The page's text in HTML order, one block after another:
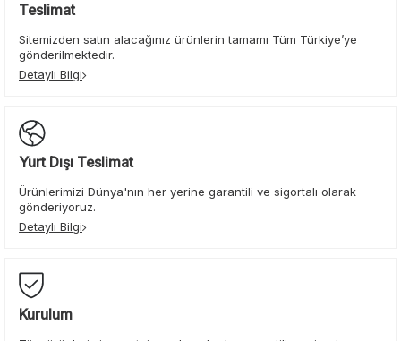
Teslimat
Sitemizden satın alacağınız ürünlerin tamamı Tüm Türkiye’ye
gönderilmektedir.
Detaylı Bilgi
Yurt Dışı Teslimat
Ürünlerimizi Dünya'nın her yerine garantili ve sigortalı olarak
gönderiyoruz.
Detaylı Bilgi
Kurulum